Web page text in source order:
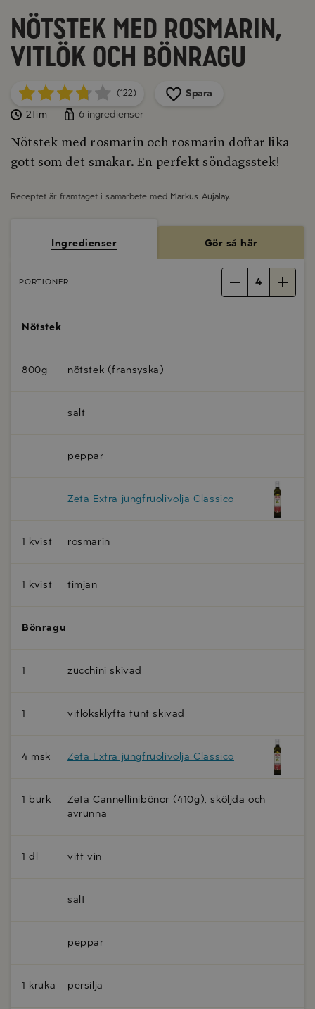
Nötstek med rosmarin,
vitlök och bönragu
(122)
Spara
2tim
6 ingredienser
Nötstek med rosmarin och rosmarin doftar lika
gott som det smakar. En perfekt söndagsstek!
Receptet är framtaget i samarbete med Markus Aujalay.
Ingredienser Gör så här
PORTIONER 4
Nötstek
800g nötstek (fransyska)
salt
peppar
Zeta Extra jungfruolivolja Classico
1 kvist rosmarin
1 kvist timjan
Bönragu
1 zucchini skivad
1 vitlöksklyfta tunt skivad
4 msk Zeta Extra jungfruolivolja Classico
1 burk
Zeta Cannellinibönor (410g), sköljda och
avrunna
1 dl vitt vin
salt
peppar
1 kruka persilja